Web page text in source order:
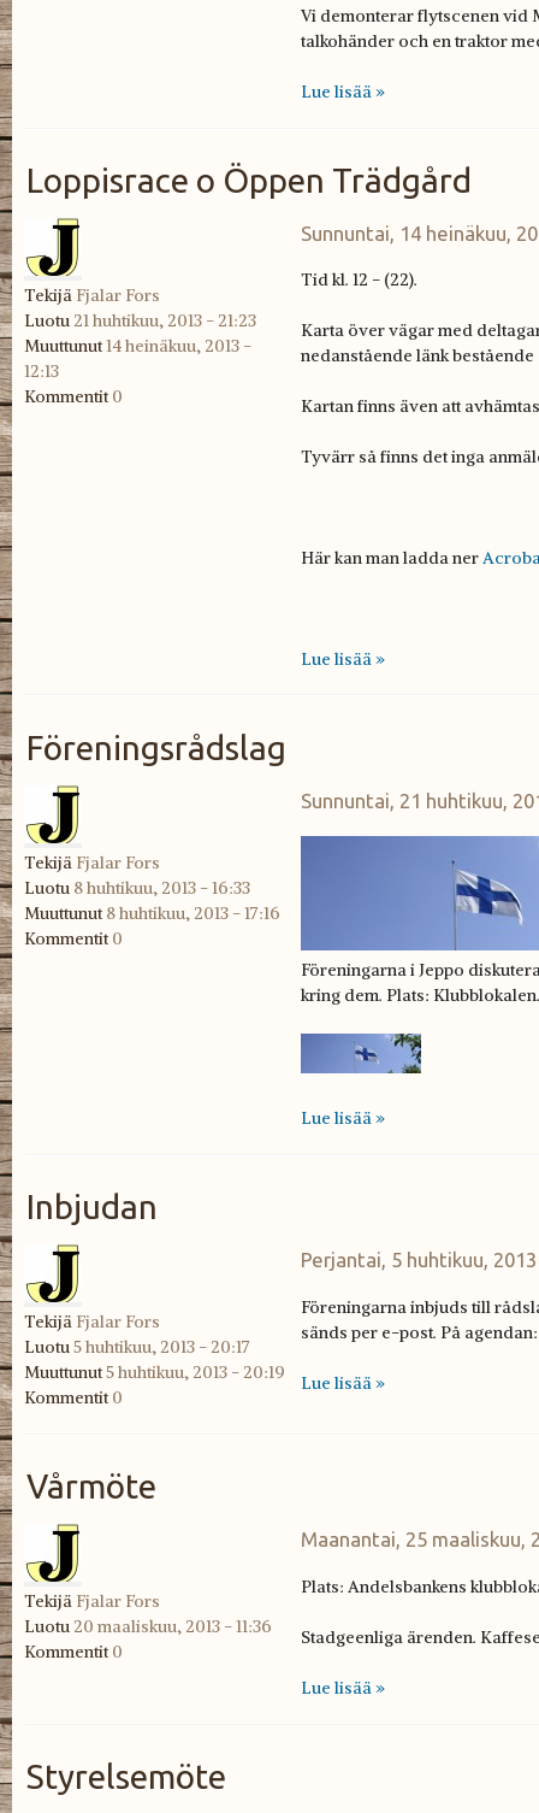
Vi demonterar flytscenen vid
talkohänder och en traktor
Lue lisää »
Loppisrace o Öppen Trädgård
Tekijä Fjalar Fors
Luotu 21 huhtikuu, 2013 - 21:23
Muuttunut14 heinäkuu, 2013 -
12:13
Kommentit 0
Sunnuntai, 14 heinäkuu,
Tid kl. 12 - (22).
Karta över vägar med
nedanstående länk
Kartan finns även att
Tyvärr så finns detinga
Här kan man ladda ner
Lue lisää »
Föreningsrådslag
Tekijä Fjalar Fors
Luotu 8 huhtikuu, 2013 - 16:33
Muuttunut 8 huhtikuu, 2013 - 17:16
Kommentit 0
Sunnuntai, 21 huhtikuu,
Föreningarna i Jeppo
kring dem. Plats:
Lue lisää »
Inbjudan
Tekijä Fjalar Fors
Luotu5 huhtikuu, 2013 - 20:17
Muuttunut5 huhtikuu, 2013 - 20:19
Kommentit 0
Perjantai, 5 huhtikuu,
Föreningarna inbjuds till
sänds per e-post. På
Lue lisää »
Vårmöte
Tekijä Fjalar Fors
Luotu 20 maaliskuu, 2013 - 11:36
Kommentit 0
Maanantai, 25 maaliskuu,
Plats: Andelsbankens
Stadgeenliga ärenden.
Lue lisää »
Styrelsemöte